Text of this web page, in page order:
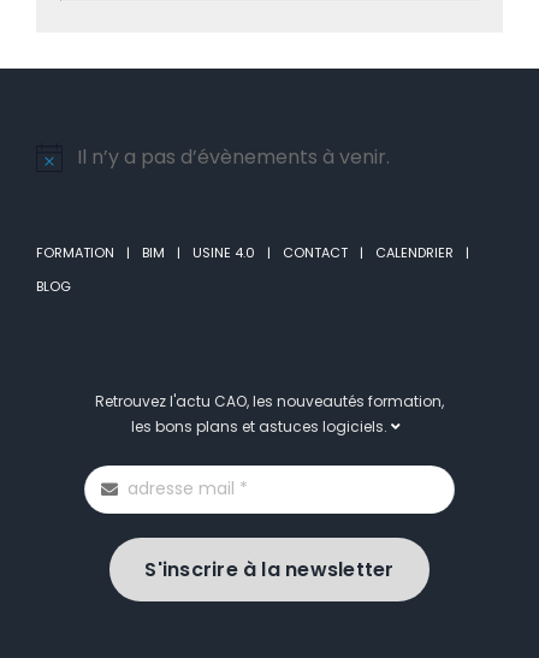
Notice
Il n’y a pas d’évènements à venir.
FORMATION BIM USINE 4.0 CONTACT
CALENDRIER
BLOG
Retrouvez l'actu CAO, les nouveautés formation,
les bons plans et astuces logiciels.
S'inscrire à la newsletter